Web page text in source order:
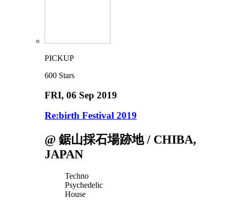
PICKUP
600 Stars
FRI, 06 Sep 2019
Re:birth Festival 2019
@ 鋸山採石場跡地 / CHIBA,
JAPAN
Techno
Psychedelic
House